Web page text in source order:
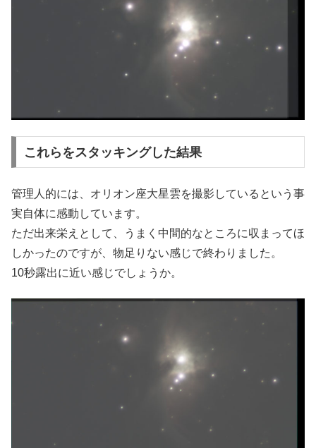
これらをスタッキングした結果
管理人的には、オリオン座大星雲を撮影しているという事
実自体に感動しています。
ただ出来栄えとして、うまく中間的なところに収まってほ
しかったのですが、物足りない感じで終わりました。
10秒露出に近い感じでしょうか。